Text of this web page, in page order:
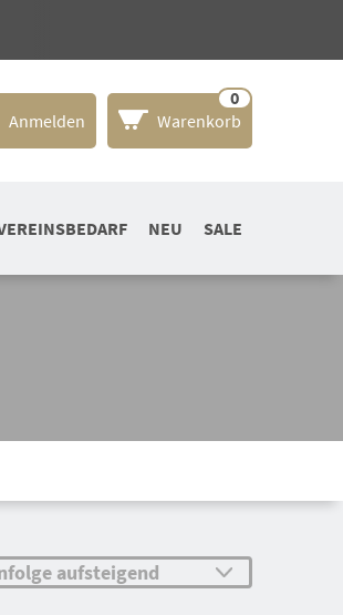
Anmelden Warenkorb
0
NEU SALE